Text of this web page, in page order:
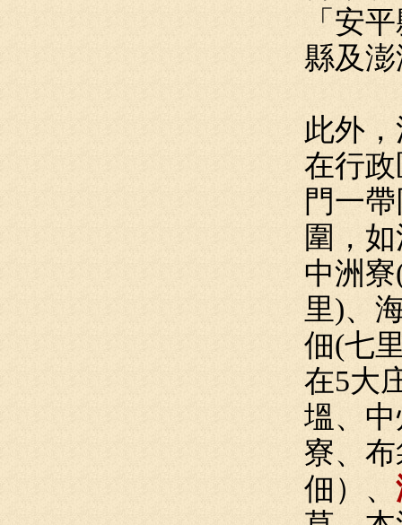
「安
縣及
此外
在行
門一
圍，
中洲
里)、
佃(七
在5大
塭、
寮、
佃）、